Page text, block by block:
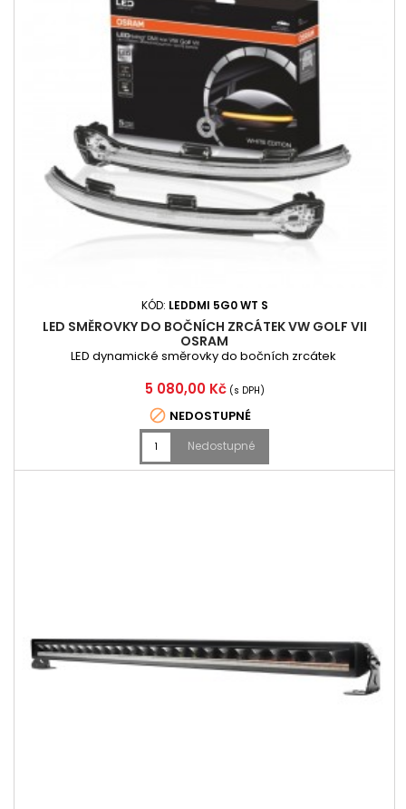
KÓD: LEDDMI 5G0 WT S
LED SMĚROVKY DO BOČNÍCH ZRCÁTEK VW GOLF VII
OSRAM
LED dynamické směrovky do bočních zrcátek
Cena
5 080,00 Kč (s DPH)
 NEDOSTUPNÉ
Nedostupné